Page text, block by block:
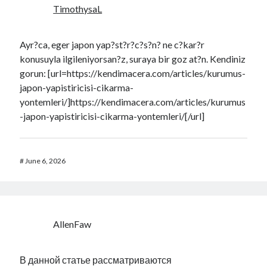
TimothysaL
Ayr?ca, eger japon yap?st?r?c?s?n? ne c?kar?r
konusuyla ilgileniyorsan?z, suraya bir goz at?n. Kendiniz
gorun: [url=https://kendimacera.com/articles/kurumus-
japon-yapistiricisi-cikarma-
yontemleri/]https://kendimacera.com/articles/kurumus
-japon-yapistiricisi-cikarma-yontemleri/[/url]
#June 6, 2026
AllenFaw
В данной статье рассматриваются